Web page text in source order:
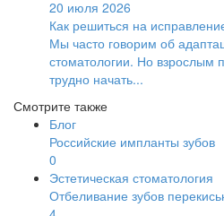
20 июля 2026
Как решиться на
Мы часто говорим об
стоматологии. Но взрослым
трудно начать...
Смотрите также
Блог
Российские импланты зубов
0
Эстетическая стоматология
Отбеливание зубов